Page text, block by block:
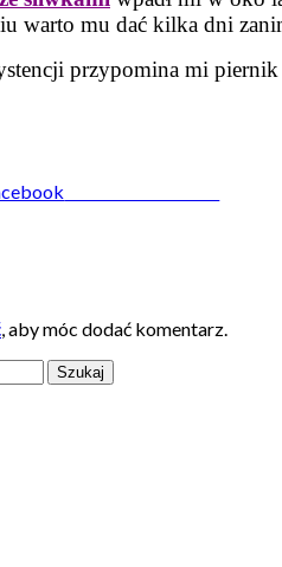
warto mu dać kilka dni
przypomina mi piernik
, aby móc dodać komentarz.